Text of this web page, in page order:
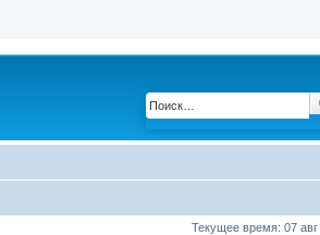
Текущее время: 07